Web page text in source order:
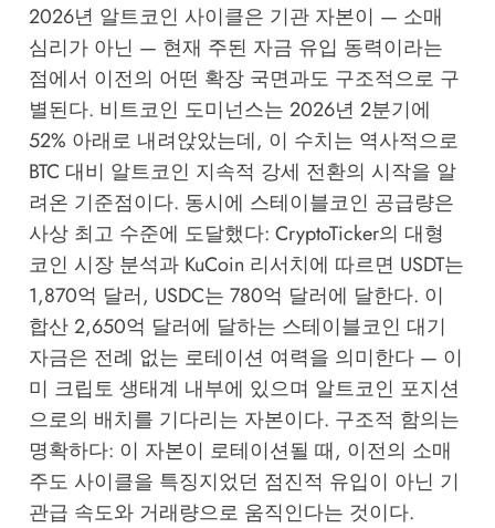
2026년 알트코인 사이클은 기관 자본이 — 소매
심리가 아닌 — 현재 주된 자금 유입 동력이라는
점에서 이전의 어떤 확장 국면과도 구조적으로 구
별된다. 비트코인 도미넌스는 2026년 2분기에
52% 아래로 내려앉았는데, 이 수치는 역사적으로
BTC 대비 알트코인 지속적 강세 전환의 시작을 알
려온 기준점이다. 동시에 스테이블코인 공급량은
사상 최고 수준에 도달했다: CryptoTicker의 대형
코인 시장 분석과 KuCoin 리서치에 따르면 USDT는
1,870억 달러, USDC는 780억 달러에 달한다. 이
합산 2,650억 달러에 달하는 스테이블코인 대기
자금은 전례 없는 로테이션 여력을 의미한다 — 이
미 크립토 생태계 내부에 있으며 알트코인 포지션
으로의 배치를 기다리는 자본이다. 구조적 함의는
명확하다: 이 자본이 로테이션될 때, 이전의 소매
주도 사이클을 특징지었던 점진적 유입이 아닌 기
관급 속도와 거래량으로 움직인다는 것이다.